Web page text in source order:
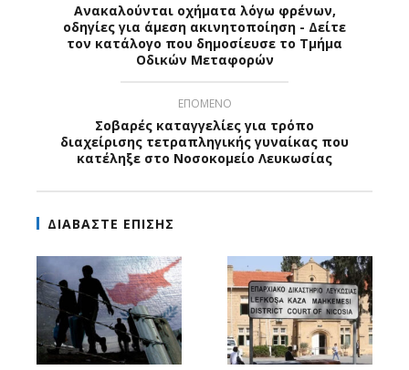
Ανακαλούνται οχήματα λόγω φρένων,
οδηγίες για άμεση ακινητοποίηση - Δείτε
τον κατάλογο που δημοσίευσε το Τμήμα
Οδικών Μεταφορών
ΕΠΟΜΕΝΟ
Σοβαρές καταγγελίες για τρόπο
διαχείρισης τετραπληγικής γυναίκας που
κατέληξε στο Νοσοκομείο Λευκωσίας
ΔΙΑΒΑΣΤΕ ΕΠΙΣΗΣ